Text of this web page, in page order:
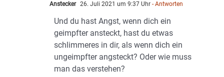
Anstecker 26. Juli 2021 um 9:37 Uhr - Antworten
Und du hast Angst, wenn dich ein
geimpfter ansteckt, hast du etwas
schlimmeres in dir, als wenn dich ein
ungeimpfter angsteckt? Oder wie muss
man das verstehen?